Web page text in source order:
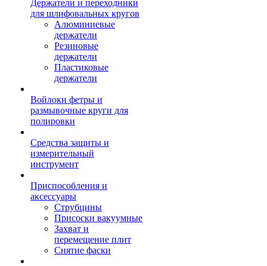
Держатели и переходники
для шлифовальных кругов
Алюминиевые
держатели
Резиновые
держатели
Пластиковые
держатели
Войлоки фетры и
размывочные круги для
полировки
Средства защиты и
измерительный
инструмент
Приспособления и
аксессуары
Струбцины
Присоски вакуумные
Захват и
перемещение плит
Снятие фаски